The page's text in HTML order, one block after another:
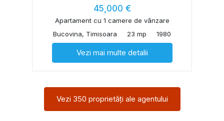
45,000 €
Apartament cu 1 camere de vânzare
Bucovina, Timisoara
23 mp 1980
Vezi mai multe detalii
Vezi 350 proprietăți ale agentului